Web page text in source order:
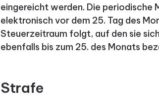
eingereicht werden. Die periodische
elektronisch vor dem 25. Tag des
Steuerzeitraum folgt, auf den sie
ebenfalls bis zum 25. des Monats
Strafe